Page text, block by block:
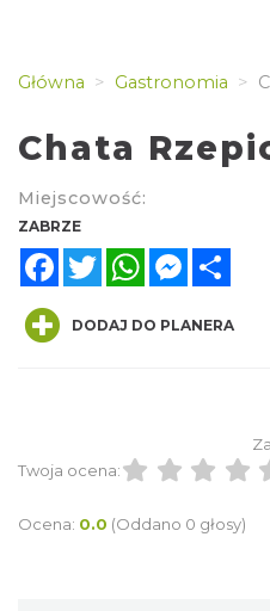
Główna Gastronomia
Chata
Miejscowość:
ZABRZE
FacebookTwitterWhatsApp
DODAJ DO PLANERA
Twoja ocena:
Ocena: 0.0 (Oddano 0 głosy)